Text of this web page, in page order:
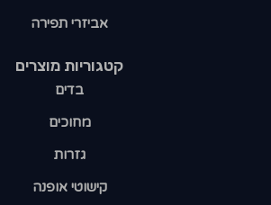
קטגוריות מוצרים​
בדים
מחוכים
גזרות
קישוטי אופנה
אביזרי תפירה